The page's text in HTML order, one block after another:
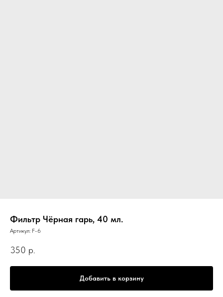
Фильтр Чёрная гарь, 40 мл.
Артикул: F-6
350 р.
Добавить в корзину